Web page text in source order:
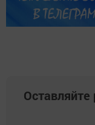
Оставляйте